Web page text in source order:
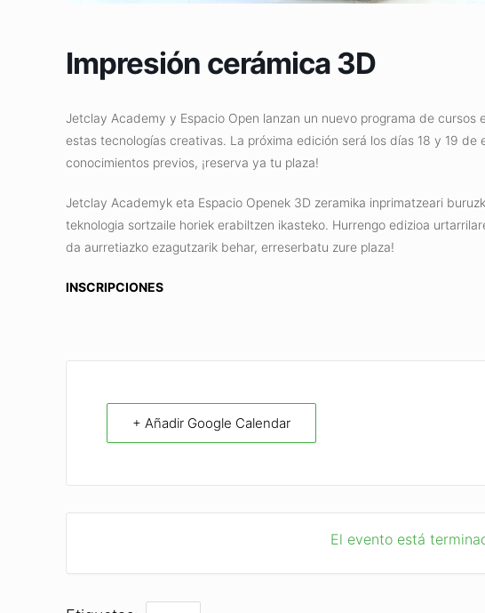
Impresión cerámica 3D
Jetclay Academy y Espacio Open lanzan un nuevo programa de cursos
estas tecnologías creativas. La próxima edición será los días 18 y 19 de
conocimientos previos, ¡reserva ya tu plaza!
Jetclay Academyk eta Espacio Openek 3D zeramika inprimatzeari
teknologia sortzaile horiek erabiltzen ikasteko. Hurrengo edizioa
da aurretiazko ezagutzarik behar, erreserbatu zure plaza!
INSCRIPCIONES
+ Añadir Google Calendar
El evento está